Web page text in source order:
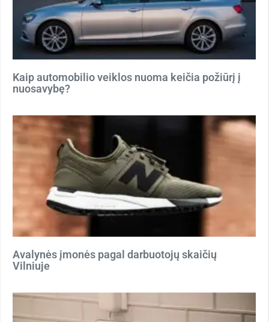
Kaip automobilio veiklos nuoma keičia požiūrį į
nuosavybę?
Avalynės įmonės pagal darbuotojų skaičių
Vilniuje